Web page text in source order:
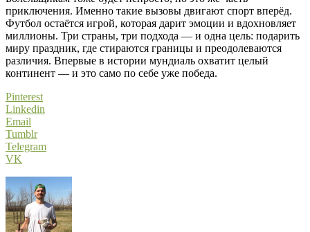
приключения. Именно такие вызовы двигают спорт вперёд.
Футбол остаётся игрой, которая дарит эмоции и вдохновляет
миллионы. Три страны, три подхода — и одна цель: подарить
миру праздник, где стираются границы и преодолеваются
различия. Впервые в истории мундиаль охватит целый
континент — и это само по себе уже победа.
Pinterest
Linkedin
Email
Tumblr
Telegram
VK